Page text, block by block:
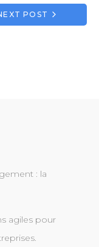
POST
: la
agiles pour